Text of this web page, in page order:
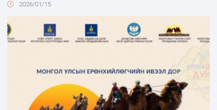
2026/01/15